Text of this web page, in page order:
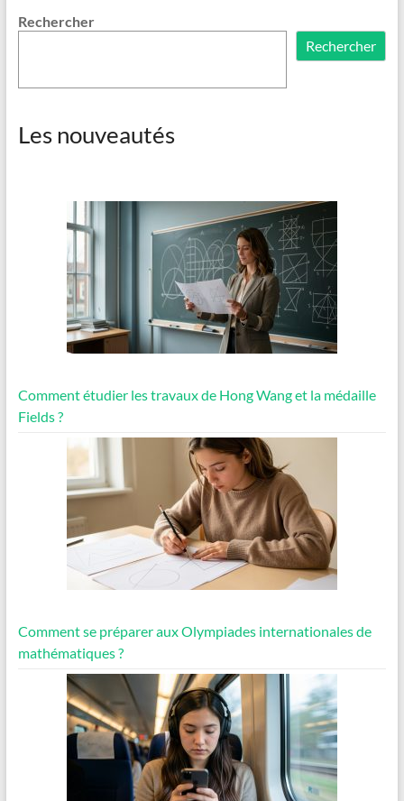
Rechercher
Rechercher
Les nouveautés
Comment étudier les travaux de Hong Wang et la médaille
Fields ?
Comment se préparer aux Olympiades internationales de
mathématiques ?